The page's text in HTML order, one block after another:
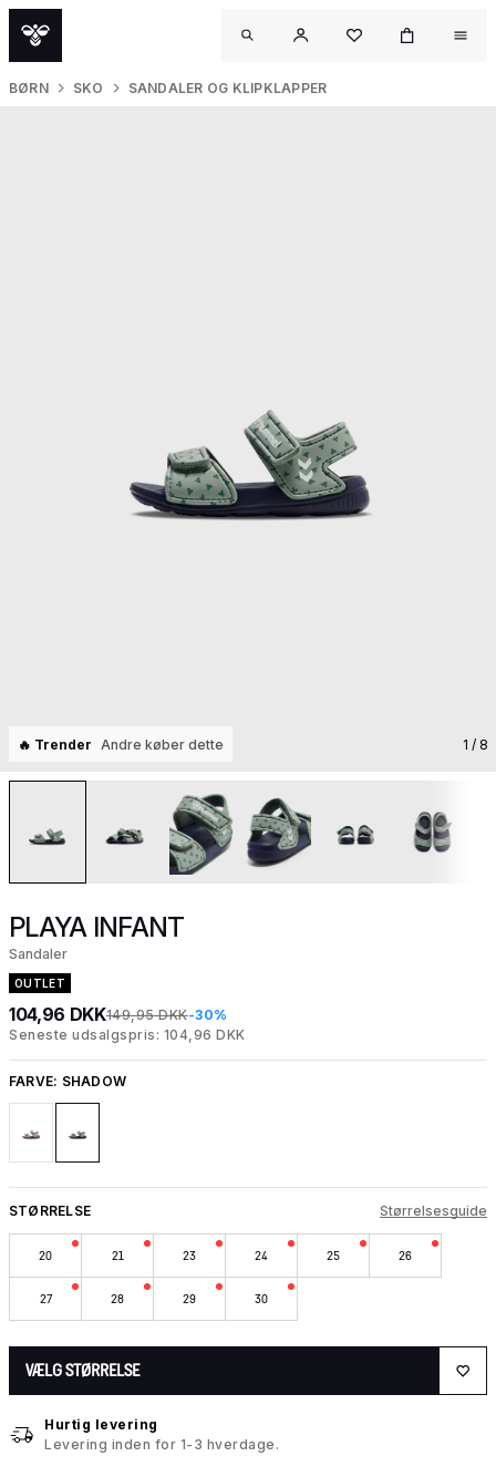
BØRN SKO SANDALER OG KLIPKLAPPER
🔥 Trender Andre køber dette 1 / 8
PLAYA INFANT
Sandaler
OUTLET
104,96 DKK149,95 DKK-30%
Seneste udsalgspris: 104,96 DKK
FARVE: SHADOW
STØRRELSE Størrelsesguide
20 21 23 24 25 26
27 28 29 30
VÆLG STØRRELSE
Hurtig levering
Levering inden for 1-3 hverdage.